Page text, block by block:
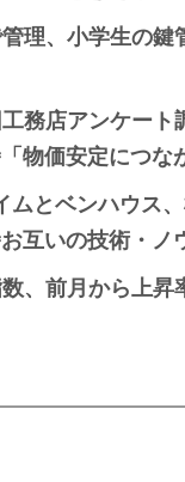
理、小学生の鍵
務店アンケート
物価安定につな
ムとベンハウス
互いの技術・ノ
、前月から上昇